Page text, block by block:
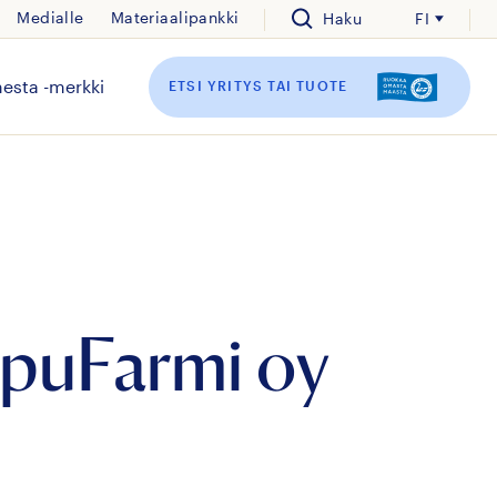
Medialle Materiaalipankki Haku FI
-merkki ETSI YRITYS TAI TUOTE
oy